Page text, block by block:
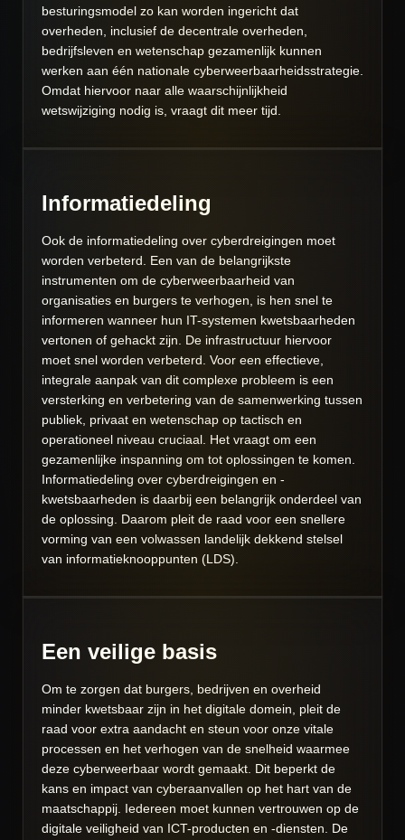
besturingsmodel zo kan worden ingericht dat
overheden, inclusief de decentrale overheden,
bedrijfsleven en wetenschap gezamenlijk kunnen
werken aan één nationale cyberweerbaarheidsstrategie.
Omdat hiervoor naar alle waarschijnlijkheid
wetswijziging nodig is, vraagt dit meer tijd.
Informatiedeling
Ook de informatiedeling over cyberdreigingen moet
worden verbeterd. Een van de belangrijkste
instrumenten om de cyberweerbaarheid van
organisaties en burgers te verhogen, is hen snel te
informeren wanneer hun IT-systemen kwetsbaarheden
vertonen of gehackt zijn. De infrastructuur hiervoor
moet snel worden verbeterd. Voor een effectieve,
integrale aanpak van dit complexe probleem is een
versterking en verbetering van de samenwerking tussen
publiek, privaat en wetenschap op tactisch en
operationeel niveau cruciaal. Het vraagt om een
gezamenlijke inspanning om tot oplossingen te komen.
Informatiedeling over cyberdreigingen en -
kwetsbaarheden is daarbij een belangrijk onderdeel van
de oplossing. Daarom pleit de raad voor een snellere
vorming van een volwassen landelijk dekkend stelsel
van informatieknooppunten (LDS).
Een veilige basis
Om te zorgen dat burgers, bedrijven en overheid
minder kwetsbaar zijn in het digitale domein, pleit de
raad voor extra aandacht en steun voor onze vitale
processen en het verhogen van de snelheid waarmee
deze cyberweerbaar wordt gemaakt. Dit beperkt de
kans en impact van cyberaanvallen op het hart van de
maatschappij. Iedereen moet kunnen vertrouwen op de
digitale veiligheid van ICT-producten en -diensten. De